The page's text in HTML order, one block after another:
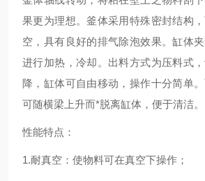
果更为理想。釜体采用特殊密封结构
空，具有良好的排气除泡效果。缸体
进行加热，冷却。出料方式为压料式
降，缸体可自由移动，操作十分简单
可随横梁上升而*脱离缸体，便于清洁。
性能特点：
1.耐真空：使物料可在真空下操作；